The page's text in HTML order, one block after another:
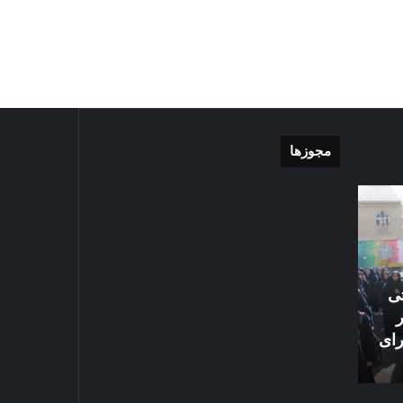
مجوزها